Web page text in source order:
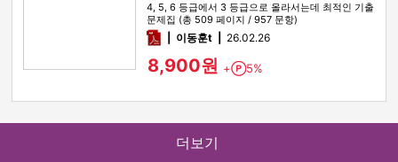
4, 5, 6 등급에서 3 등급으로 올라서는데 최적인 기출
문제집 (총 509 페이지 / 957 문항)
pdf이동훈t 26.02.26
8,900원 + Point
5%
더보기